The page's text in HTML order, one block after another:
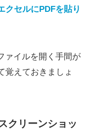
クセルにPDFを貼り
ァイルを開く手間が
覚えておきましょ
クリーンショッ